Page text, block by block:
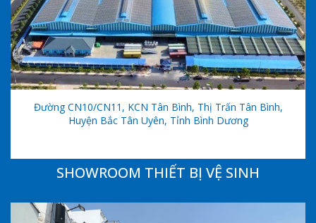
Đường CN10/CN11, KCN Tân Bình, Thị Trấn Tân Bình,
Huyện Bắc Tân Uyên, Tỉnh Bình Dương
SHOWROOM THIẾT BỊ VỆ SINH